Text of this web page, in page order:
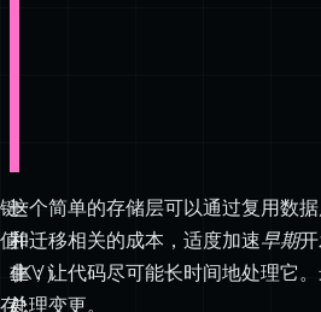
储
可
能
是
正
确